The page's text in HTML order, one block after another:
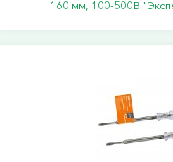
160 мм, 100-500В